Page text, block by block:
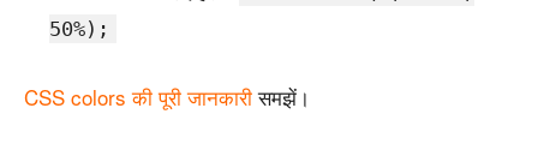
50%);
CSS colors की पूरी जानकारीसमझें।